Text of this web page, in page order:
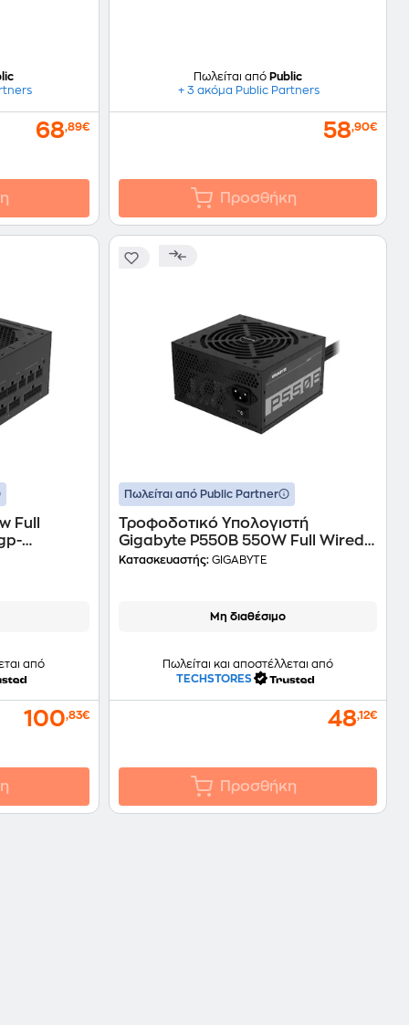
68,89€
Πωλείται από Public
+ 3 ακόμα Public Partners
58,90€
Προσθήκη
Full
από
100,83€
Πωλείται από Public Partner
Τροφοδοτικό Υπολογιστή
Gigabyte P550B 550W Full Wired
80+ Bronze - Μαύρο
Κατασκευαστής:GIGABYTE
Μη διαθέσιμο
Πωλείται και αποστέλλεται από
TECHSTORES
48,12€
Προσθήκη